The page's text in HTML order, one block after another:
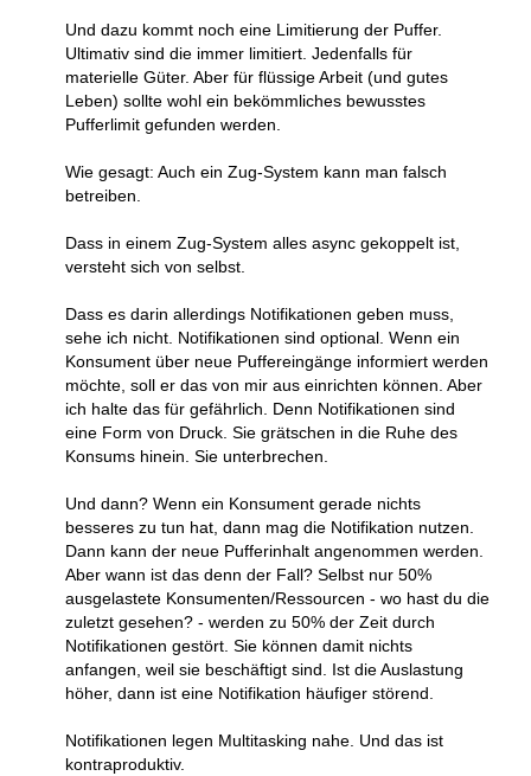
Und dazu kommt noch eine Limitierung der Puffer.
Ultimativ sind die immer limitiert. Jedenfalls für
materielle Güter. Aber für flüssige Arbeit (und gutes
Leben) sollte wohl ein bekömmliches bewusstes
Pufferlimit gefunden werden.
Wie gesagt: Auch ein Zug-System kann man falsch
betreiben.
Dass in einem Zug-System alles async gekoppelt ist,
versteht sich von selbst.
Dass es darin allerdings Notifikationen geben muss,
sehe ich nicht. Notifikationen sind optional. Wenn ein
Konsument über neue Puffereingänge informiert werden
möchte, soll er das von mir aus einrichten können. Aber
ich halte das für gefährlich. Denn Notifikationen sind
eine Form von Druck. Sie grätschen in die Ruhe des
Konsums hinein. Sie unterbrechen.
Und dann? Wenn ein Konsument gerade nichts
besseres zu tun hat, dann mag die Notifikation nutzen.
Dann kann der neue Pufferinhalt angenommen werden.
Aber wann ist das denn der Fall? Selbst nur 50%
ausgelastete Konsumenten/Ressourcen - wo hast du die
zuletzt gesehen? - werden zu 50% der Zeit durch
Notifikationen gestört. Sie können damit nichts
anfangen, weil sie beschäftigt sind. Ist die Auslastung
höher, dann ist eine Notifikation häufiger störend.
Notifikationen legen Multitasking nahe. Und das ist
kontraproduktiv.